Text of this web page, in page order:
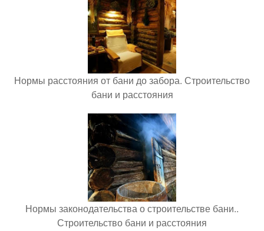
Нормы расстояния от бани до забора. Строительство
бани и расстояния
Нормы законодательства о строительстве бани..
Строительство бани и расстояния